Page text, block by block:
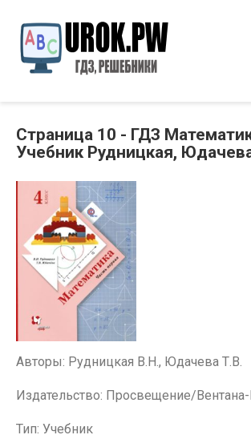
Страница 10 - ГДЗ
Учебник Рудницкая,
Авторы: Рудницкая В.Н., Юдачева Т.В.
Издательство: Просвещение/
Тип: Учебник